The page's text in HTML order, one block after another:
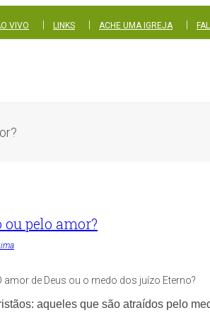
VIVO LINKS ACHE UMA IGREJA
pelo amor?
de Deus ou o medo dos juízo Eterno?
aqueles que são atraídos pelo